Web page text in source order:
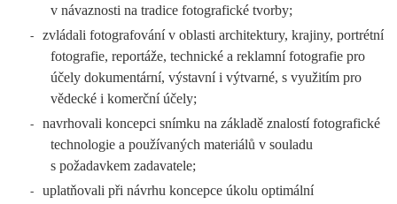
v návaznosti na tradice fotografické tvorby;
-
zvládali fotografování v oblasti architektury, krajiny, portrétní
fotografie, reportáže, technické a reklamní fotografie pro
účely dokumentární, výstavní i výtvarné, s využitím pro
vědecké i komerční účely;
-
navrhovali koncepci snímku na základě znalostí fotografické
technologie a používaných materiálů v souladu
s požadavkem zadavatele;
- uplatňovali při návrhu koncepce úkolu optimální